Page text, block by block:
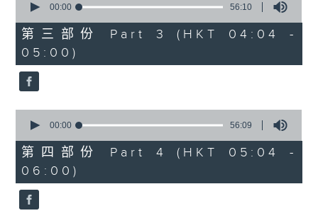
seconds
56
minutes,
10
seconds
00:00 56:10
第三部份 Part 3 (HKT 04:04 -
05:00)
seconds
56
minutes,
9
seconds
00:00 56:09
第四部份 Part 4 (HKT 05:04 -
06:00)